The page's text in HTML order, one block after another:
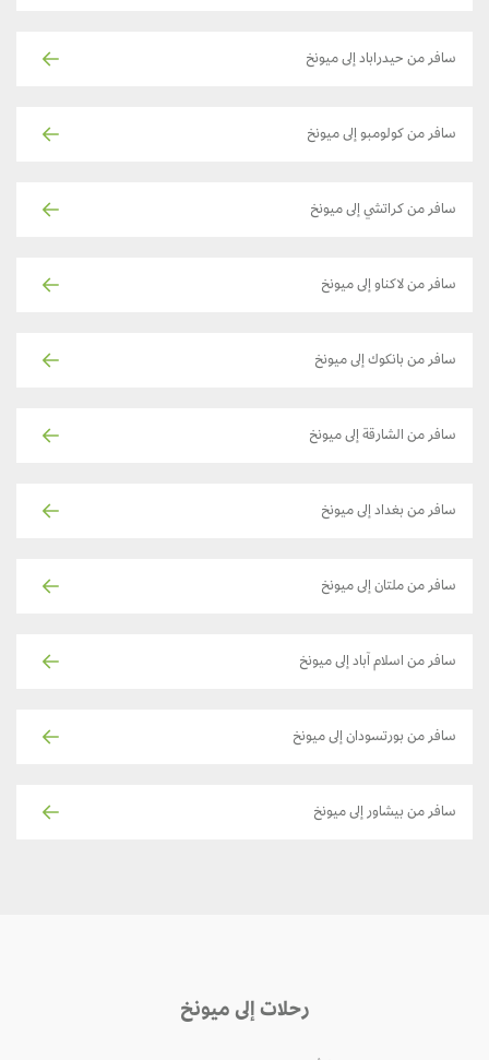
سافر من حيدراباد إلى ميونخ
سافر من كولومبو إلى ميونخ
سافر من كراتشي إلى ميونخ
سافر من لاكناو إلى ميونخ
سافر من بانكوك إلى ميونخ
سافر من الشارقة إلى ميونخ
سافر من بغداد إلى ميونخ
سافر من ملتان إلى ميونخ
سافر من اسلام آباد إلى ميونخ
سافر من بورتسودان إلى ميونخ
سافر من بيشاور إلى ميونخ
رحلات إلى ميونخ